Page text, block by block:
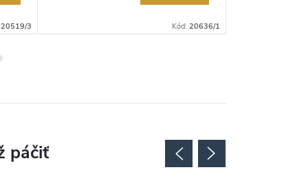
20519/3 Kód: 20636/1